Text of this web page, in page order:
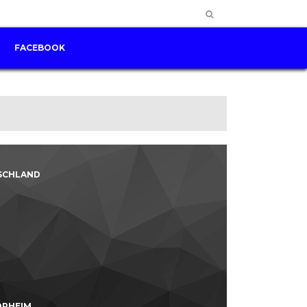
FACEBOOK